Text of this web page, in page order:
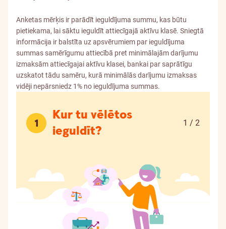
Anketas mērķis ir parādīt ieguldījuma summu, kas būtu
pietiekama, lai sāktu ieguldīt attiecīgajā aktīvu klasē. Sniegtā
informācija ir balstīta uz apsvērumiem par ieguldījuma
summas samērīgumu attiecībā pret minimālajām darījumu
izmaksām attiecīgajai aktīvu klasei, bankai par saprātīgu
uzskatot tādu samēru, kurā minimālās darījumu izmaksas
vidēji nepārsniedz 1% no ieguldījuma summas.
1
Kur tu vēlētos
ieguldīt?
1 / 2